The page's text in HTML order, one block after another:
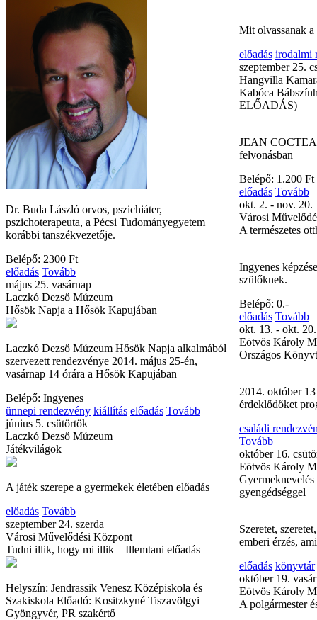
Dr. Buda László orvos, pszichiáter,
pszichoterapeuta, a Pécsi Tudományegyetem
korábbi tanszékvezetője.
Belépő: 2300 Ft
előadás Tovább
május 25. vasárnap
Laczkó Dezső Múzeum
Hősök Napja a Hősök Kapujában
Laczkó Dezső Múzeum Hősök Napja alkalmából
szervezett rendezvénye 2014. május 25-én,
vasárnap 14 órára a Hősök Kapujában
Belépő: Ingyenes
ünnepi rendezvény kiállítás előadás Tovább
június 5. csütörtök
Laczkó Dezső Múzeum
Játékvilágok
A játék szerepe a gyermekek életében előadás
előadás Tovább
szeptember 24. szerda
Városi Művelődési Központ
Tudni illik, hogy mi illik – Illemtani előadás
Helyszín: Jendrassik Venesz Középiskola és
Szakiskola Előadó: Kositzkyné Tiszavölgyi
Gyöngyvér, PR szakértő
Mit olvassanak
előadás irodalmi
szeptember 25.
Hangvilla
Kabóca
ELŐADÁS)
JEAN
felvonásban
Belépő: 1.200 Ft
előadás Tovább
okt. 2. - nov. 20.
Városi
A természetes
Ingyenes
szülőknek.
Belépő: 0.-
előadás Tovább
okt. 13. - okt. 20.
Eötvös Károly
Országos
2014. október
érdeklődőket
családi
Tovább
október 16.
Eötvös Károly
Gyermeknevelés
gyengédséggel
Szeretet,
emberi érzés,
előadás könyvtár
október 19.
Eötvös Károly
A polgármester